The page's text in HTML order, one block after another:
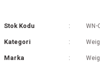
Stok Kodu WN-
Kategori
Marka